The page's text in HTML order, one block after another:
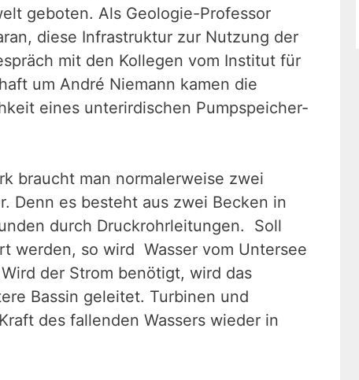
geboten. Als Geologie-Professor
diese Infrastruktur zur Nutzung der
mit den Kollegen vom Institut für
um André Niemann kamen die
eines unterirdischen Pumpspeicher-
braucht man normalerweise zwei
Denn es besteht aus zwei Becken in
durch Druckrohrleitungen. Soll
werden, so wird Wasser vom Untersee
der Strom benötigt, wird das
Bassin geleitet. Turbinen und
des fallenden Wassers wieder in